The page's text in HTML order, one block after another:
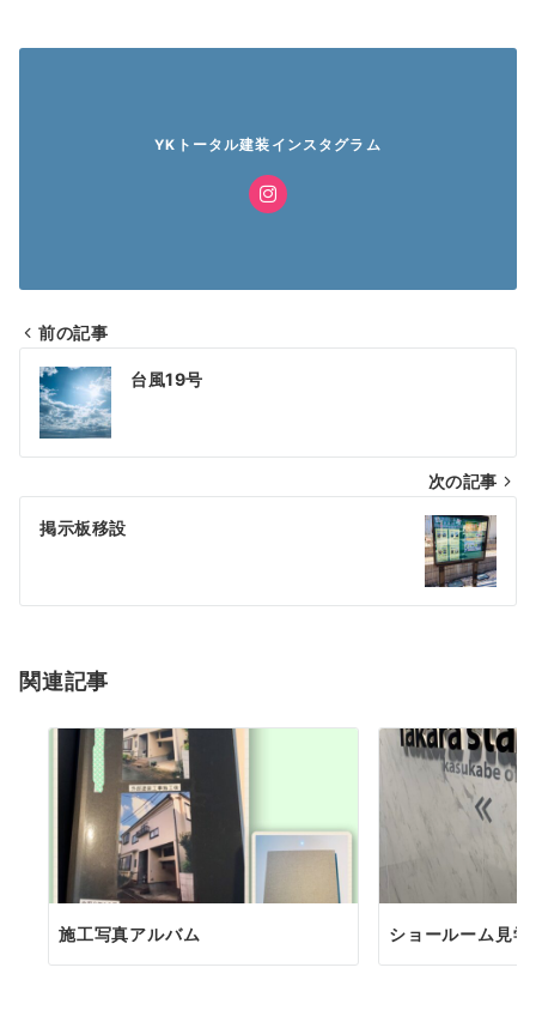
YKトータル建装インスタグラム
投
稿
ナ
ビ
ゲ
シ
ン
前の記事
台風19号
次の記事
掲示板移設
関連記事
施工写真アルバム ショールーム見学